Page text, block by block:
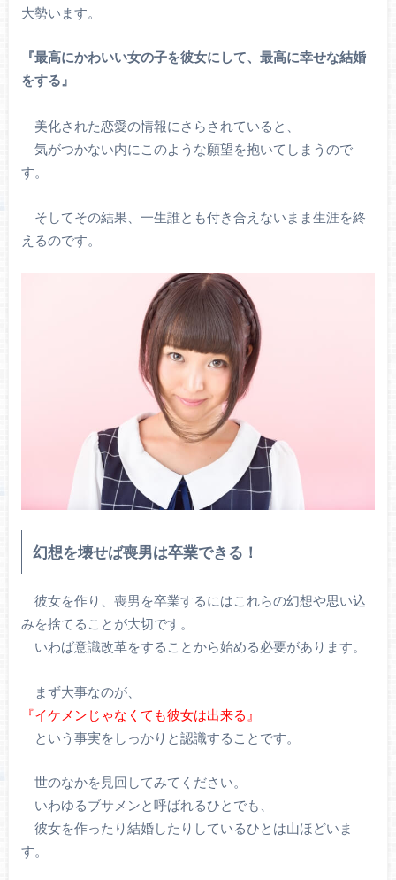
大勢います。
『最高にかわいい女の子を彼女にして、最高に幸せな結婚
をする』
美化された恋愛の情報にさらされていると、
気がつかない内にこのような願望を抱いてしまうので
す。
そしてその結果、一生誰とも付き合えないまま生涯を終
えるのです。
幻想を壊せば喪男は卒業できる！
彼女を作り、喪男を卒業するにはこれらの幻想や思い込
みを捨てることが大切です。
いわば意識改革をすることから始める必要があります。
まず大事なのが、
『イケメンじゃなくても彼女は出来る』
という事実をしっかりと認識することです。
世のなかを見回してみてください。
いわゆるブサメンと呼ばれるひとでも、
彼女を作ったり結婚したりしているひとは山ほどいま
す。